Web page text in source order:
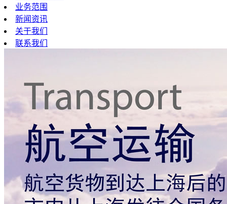
业务范围
新闻资讯
关于我们
联系我们